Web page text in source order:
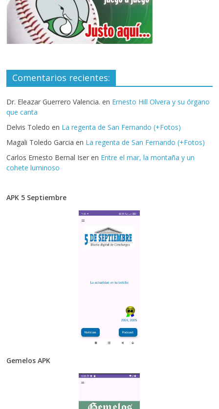
Comentarios recientes:
Dr. Eleazar Guerrero Valencia. en Ernesto Hill Olvera y su órgano
que canta
Delvis Toledo en La regenta de San Fernando (+Fotos)
Magali Toledo Garcia en La regenta de San Fernando (+Fotos)
Carlos Ernesto Bernal Iser en Entre el mar, la montaña y un
cohete luminoso
APK 5 Septiembre
Gemelos APK